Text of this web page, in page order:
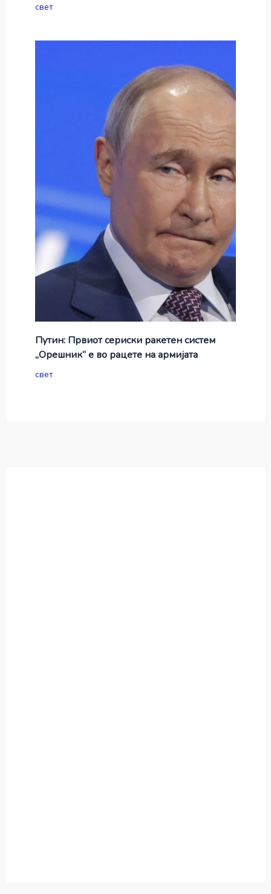
свет
Путин: Првиот сериски ракетен систем
„Орешник“ е во рацете на армијата
свет